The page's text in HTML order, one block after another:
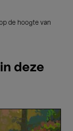
de hoogte van
deze